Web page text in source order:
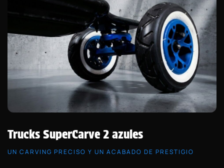
Trucks SuperCarve 2 azules
UN CARVING PRECISO Y UN ACABADO DE PRESTIGIO